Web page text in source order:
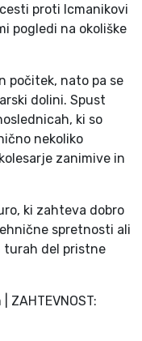
proti Icmanikovi
pogledi na okoliške
počitek, nato pa se
dolini. Spust
ki so
nekoliko
zanimive in
ki zahteva dobro
spretnosti ali
turah del pristne
ZAHTEVNOST: